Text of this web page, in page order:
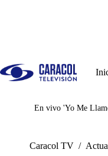
Juegos
En vivo 'Yo Me
Caracol TV /